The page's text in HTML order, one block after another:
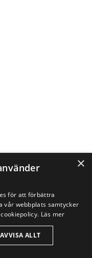
×
för att förbättra
vår webbplats samtycker
Läs mer
AVVISA ALLT